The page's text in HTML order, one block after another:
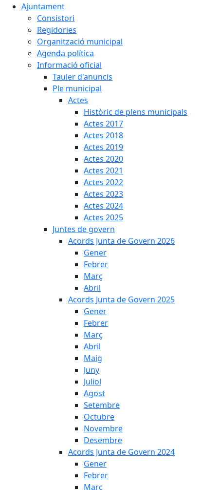
Ajuntament
Consistori
Regidories
Organització municipal
Agenda política
Informació oficial
Tauler d'anuncis
Ple municipal
Actes
Històric de plens municipals
Actes 2017
Actes 2018
Actes 2019
Actes 2020
Actes 2021
Actes 2022
Actes 2023
Actes 2024
Actes 2025
Juntes de govern
Acords Junta de Govern 2026
Gener
Febrer
Març
Abril
Acords Junta de Govern 2025
Gener
Febrer
Març
Abril
Maig
Juny
Juliol
Agost
Setembre
Octubre
Novembre
Desembre
Acords Junta de Govern 2024
Gener
Febrer
Març